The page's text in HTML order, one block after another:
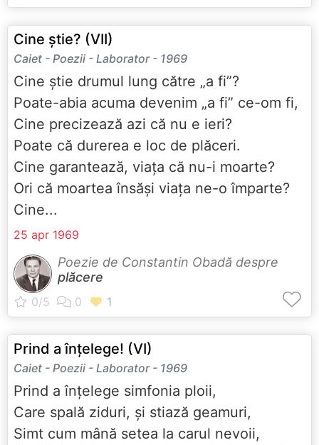
Cine știe? (VII)
Caiet - Poezii - Laborator - 1969
Cine știe drumul lung către „a fi”?
Poate-abia acuma devenim „a fi” ce-om fi,
Cine precizează azi că nu e ieri?
Poate că durerea e loc de plăceri.
Cine garantează, viața că nu-i moarte?
Ori că moartea însăși viața ne-o împarte?
Cine...
25 apr 1969
Poezie de Constantin Obadă despre
plăcere
Prind a înțelege! (VI)
Caiet - Poezii - Laborator - 1969
Prind a înțelege simfonia ploii,
Care spală ziduri, și stiază geamuri,
Simt cum mână setea la carul nevoii,